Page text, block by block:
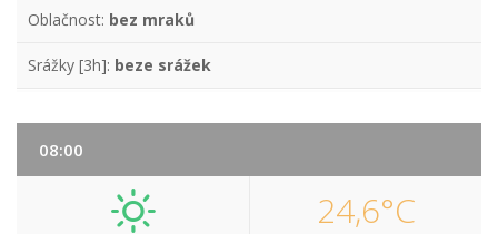
Oblačnost: bez mraků
Srážky [3h]: beze srážek
08:00
24,6°C